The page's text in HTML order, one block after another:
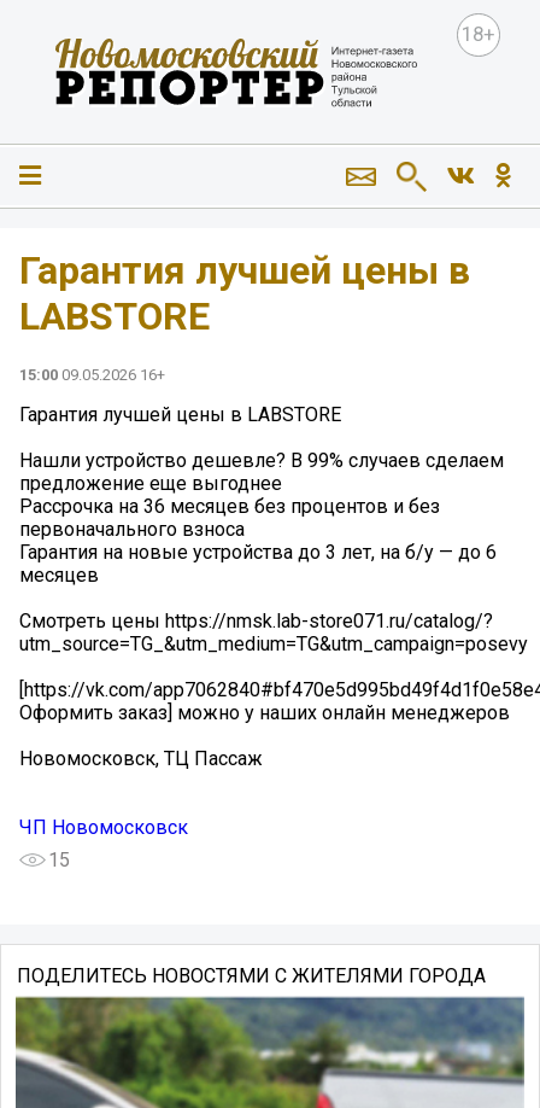
18+
Гарантия лучшей цены в
LABSTORE
15:00 09.05.2026 16+
Гарантия лучшей цены в LABSTORE
Нашли устройство дешевле? В 99% случаев сделаем
предложение еще выгоднее
Рассрочка на 36 месяцев без процентов и без
первоначального взноса
Гарантия на новые устройства до 3 лет, на б/у — до 6
месяцев
Смотреть цены https://nmsk.lab-store071.ru/catalog/?
utm_source=TG_&utm_medium=TG&utm_campaign=posevy
[https://vk.com/
Оформить заказ] можно у наших онлайн менеджеров
Новомосковск, ТЦ Пассаж
ЧП Новомосковск
15
ПОДЕЛИТЕСЬ НОВОСТЯМИ С ЖИТЕЛЯМИ ГОРОДА